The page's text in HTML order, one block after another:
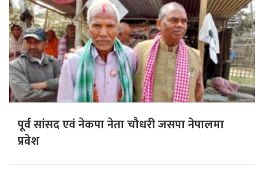
पूर्व सांसद एवं नेकपा नेता चौधरी जसपा नेपालमा
प्रवेश